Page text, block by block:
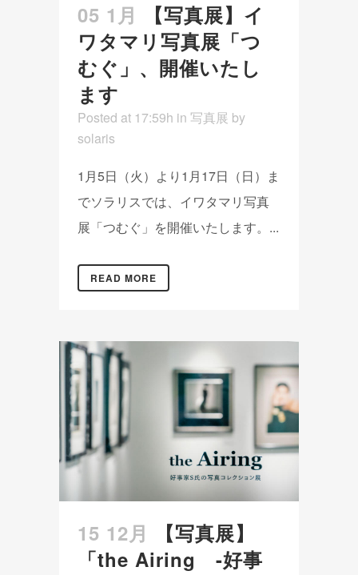
05 1月
【写真展】イ
ワタマリ写真展「つ
むぐ」、開催いたし
ます
Posted at 17:59h in 写真展 by
solaris
1月5日（火）より1月17日（日）ま
でソラリスでは、イワタマリ写真
展「つむぐ」を開催いたします。...
READ MORE
15 12月
【写真展】
「the Airing -好事